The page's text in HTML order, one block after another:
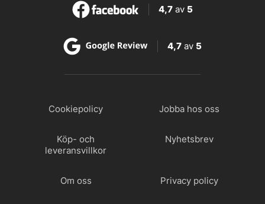
4,7 av 5
4,7 av 5
Cookiepolicy Jobba hos oss
Köp- och
leveransvillkor
Nyhetsbrev
Om oss Privacy policy